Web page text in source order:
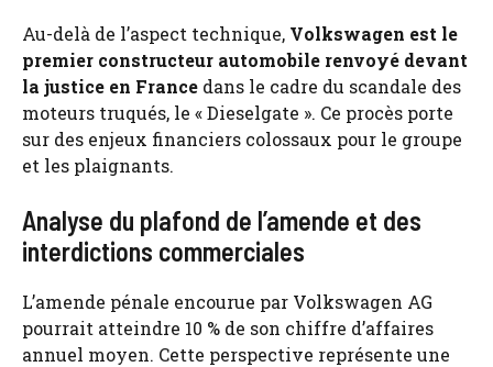
Au-delà de l’aspect technique, Volkswagen est le
premier constructeur automobile renvoyé devant
la justice en France dans le cadre du scandale des
moteurs truqués, le « Dieselgate ». Ce procès porte
sur des enjeux financiers colossaux pour le groupe
et les plaignants.
Analyse du plafond de l’amende et des
interdictions commerciales
L’amende pénale encourue par Volkswagen AG
pourrait atteindre 10 % de son chiffre d’affaires
annuel moyen. Cette perspective représente une